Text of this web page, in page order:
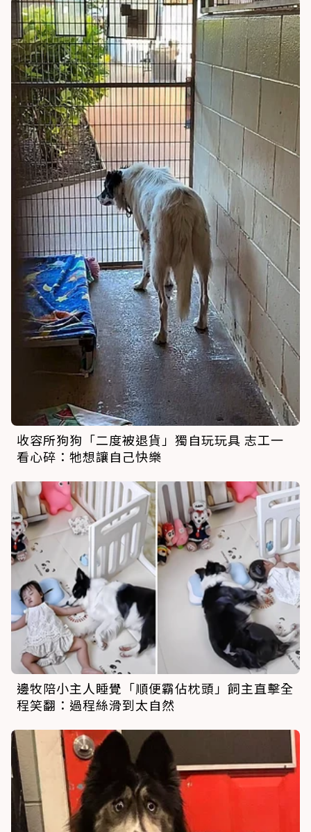
收容所狗狗「二度被退貨」獨自玩玩具 志工一
看心碎：牠想讓自己快樂
邊牧陪小主人睡覺「順便霸佔枕頭」飼主直擊全
程笑翻：過程絲滑到太自然